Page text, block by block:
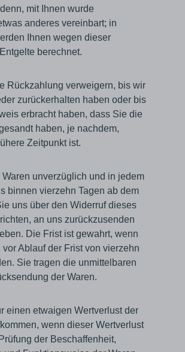
mit Ihnen wurde
anderes vereinbart; in
Ihnen wegen dieser
berechnet.
Rückzahlung verweigern, bis wir
zurückerhalten haben oder bis
erbracht haben, dass Sie die
haben, je nachdem,
Zeitpunkt ist.
unverzüglich und in jedem
binnen vierzehn Tagen ab dem
uns über den Widerruf dieses
an uns zurückzusenden
Die Frist ist gewahrt, wenn
vor Ablauf der Frist von vierzehn
Sie tragen die unmittelbaren
der Waren.
einen etwaigen Wertverlust der
wenn dieser Wertverlust
der Beschaffenheit,